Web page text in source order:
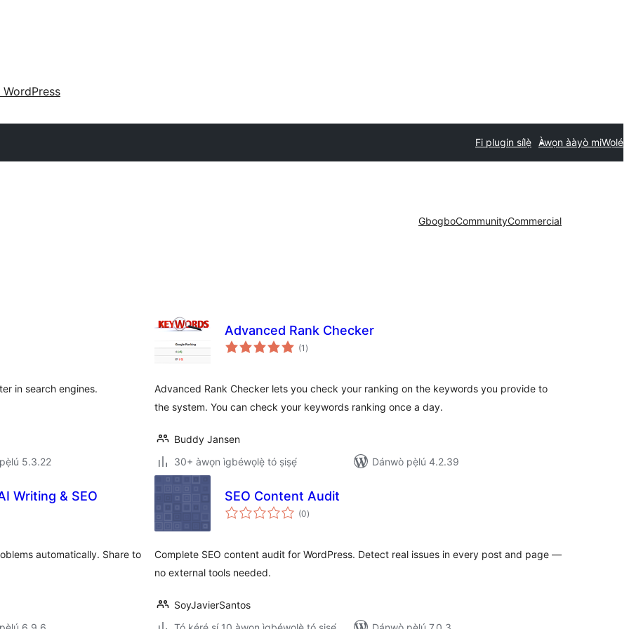
WordPress
Fi plugin sílẹ̀ Àwọn ààyò miWọlé
GbogboCommunityCommercial
in search engines.
5.3.22
Advanced Rank Checker
(1 àpapọ̀
àwọn
)
Advanced Rank Checker lets you check your ranking on the keywords you provide to
the system. You can check your keywords ranking once a day.
Buddy Jansen
30+ àwọn ìgbéwọlẹ̀ tó ṣiṣẹ́
Dánwò pẹ̀lú 4.2.39
Writing & SEO
automatically. Share to
SEO Content Audit
(0àpapọ̀
àwọn
)
Complete SEO content audit for WordPress. Detect real issues in every post and page —
no external tools needed.
SoyJavierSantos